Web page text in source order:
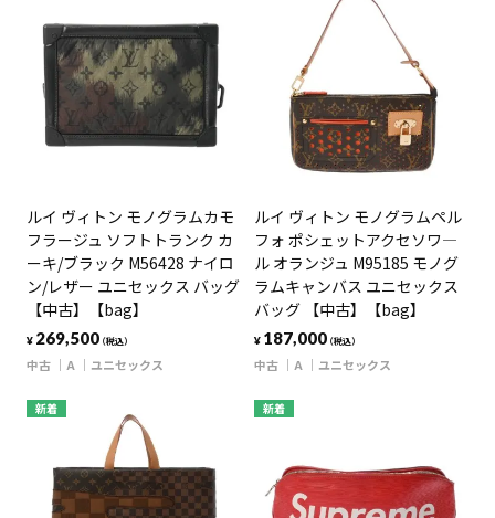
ルイ ヴィトン モノグラムカモ
フラージュ ソフトトランク カ
ーキ/ブラック M56428 ナイロ
ン/レザー ユニセックス バッグ
【中古】【bag】
¥ 269,500（税込）
中古 A ユニセックス
ルイ ヴィトン モノグラムペル
フォ ポシェットアクセソワ―
ル オランジュ M95185 モノグ
ラムキャンバス ユニセックス
バッグ 【中古】【bag】
¥ 187,000（税込）
中古 A ユニセックス
新着 新着